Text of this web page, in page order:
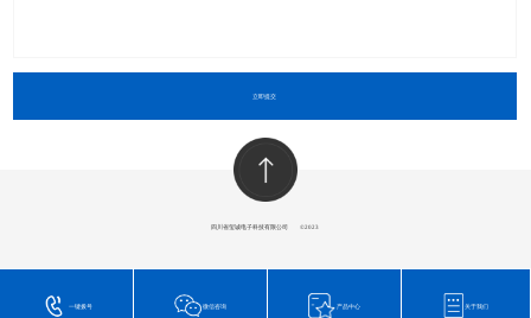
立即提交
四川省玺诚电子科技有限公司 ​©2023
一键拨号 微信咨询 产品中心 关于我们